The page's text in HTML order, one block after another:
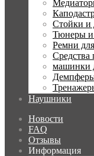
Стойки и
Тюнеры и
Ремни
Средства
машинки
Наушники
Новости
FAQ
Отзывы
Информация
Все о товаре
Отзывов (0)
Как купить?
Калибр
Материал струн